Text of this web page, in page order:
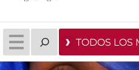
TODOS LOS